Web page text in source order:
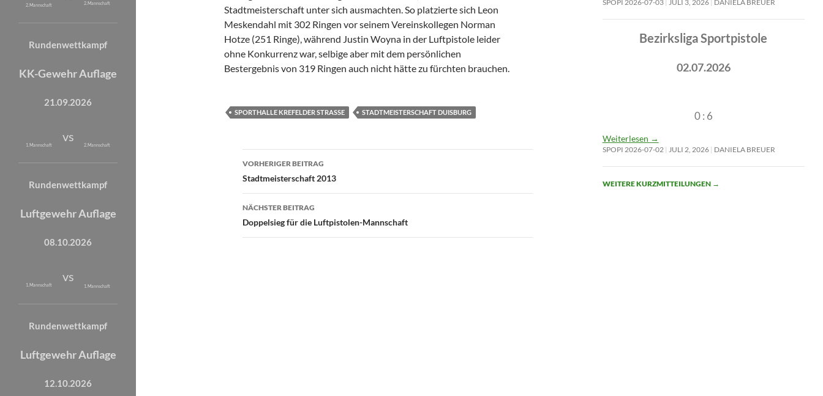
Stadtmeisterschaft unter sich ausmachten. So platzierte sich Leon
Meskendahl mit 302 Ringen vor seinem Vereinskollegen Norman
Hotze (251 Ringe), während Justin Woyna in der Luftpistole leider
ohne Konkurrenz war, selbige aber mit dem persönlichen
Bestergebnis von 319 Ringen auch nicht hätte zu fürchten brauchen.
SPORTHALLE KREFELDER STRASSE STADTMEISTERSCHAFT DUISBURG
Beitragsnavigation
VORHERIGER BEITRAG
Stadtmeisterschaft 2013
NÄCHSTER BEITRAG
Doppelsieg für die Luftpistolen-Mannschaft
SPOPI 2026-07-03 JULI 3, 2026 DANIELA BREUER
Bezirksliga Sportpistole
02.07.2026
0 : 6
Weiterlesen →
SPOPI 2026-07-02 JULI 2, 2026 DANIELA BREUER
WEITERE KURZMITTEILUNGEN →
2. Mannschaft 2. Mannschaft
Rundenwettkampf
KK-Gewehr Auflage
21.09.2026
1. Mannschaft
vs
2. Mannschaft
Rundenwettkampf
Luftgewehr Auflage
08.10.2026
1. Mannschaft
vs
1. Mannschaft
Rundenwettkampf
Luftgewehr Auflage
12.10.2026